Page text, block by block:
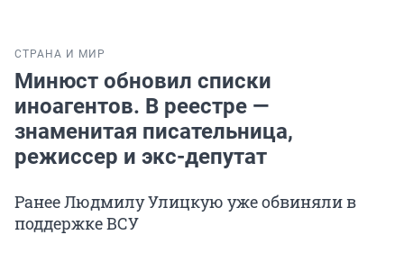
СТРАНА И МИР
Минюст обновил списки
иноагентов. В реестре —
знаменитая писательница,
режиссер и экс-депутат
Ранее Людмилу Улицкую уже обвиняли в
поддержке ВСУ